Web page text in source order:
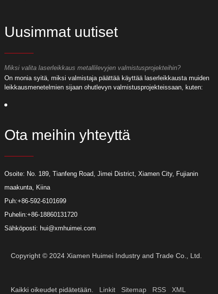
Uusimmat uutiset
Miksi valita laserleikkaus metallilevyjen valmistusprojekteihin?
On monia syitä, miksi valmistaja päättää käyttää laserleikkausta muiden
leikkausmenetelmien sijaan ohutlevyn valmistusprojekteissaan, kuten:
Ota meihin yhteyttä
Osoite: No. 189, Tianfeng Road, Jimei District, Xiamen City, Fujianin
maakunta, Kiina
Puh:+86-592-6101699
Puhelin:+86-18860131720
Sähköposti: hui@xmhuimei.com
Copyright © 2024 Xiamen Huimei Industry and Trade Co., Ltd.
Kaikki oikeudet pidätetään. Linkit Sitemap RSS XML